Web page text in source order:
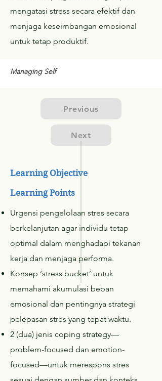
mengatasi stress secara efektif dan
menjaga keseimbangan emosional
untuk tetap produktif.
Managing Self
Previous
Next
Learning Objective
Learning Points
Urgensi pengelolaan stres secara
berkelanjutan agar individu tetap
optimal dalam menghadapi tekanan
kerja dan menjaga performa.
Konsep ‘stress bucket’ untuk
memahami akumulasi beban
emosional dan pentingnya strategi
pelepasan stres yang tepat waktu.
2 (dua) jenis coping strategy—
problem-focused dan emotion-
focused—untuk merespons stres